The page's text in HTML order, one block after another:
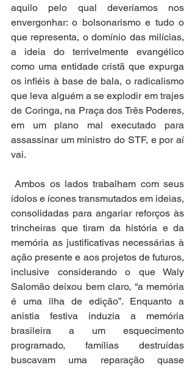
aquilo pelo qual deveríamos nos
envergonhar: o bolsonarismo e tudo o
que representa, o domínio das milícias,
a ideia do terrivelmente evangélico
como uma entidade cristã que expurga
os infiéis à base de bala, o radicalismo
que leva alguém a se explodir em trajes
de Coringa, na Praça dos Três Poderes,
em um plano mal executado para
assassinar um ministro do STF, e por aí
vai.
Ambos os lados trabalham com seus
ídolos e ícones transmutados em ideias,
consolidadas para angariar reforços às
trincheiras que tiram da história e da
memória as justificativas necessárias à
ação presente e aos projetos de futuros,
inclusive considerando o que Waly
Salomão deixou bem claro, “a memória
é uma ilha de edição”. Enquanto a
anistia festiva induzia a memória
brasileira a um esquecimento
programado, famílias destruídas
buscavam uma reparação quase